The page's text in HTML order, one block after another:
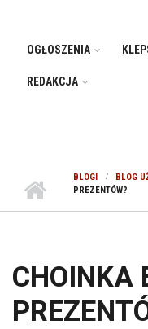
OGŁOSZENIA
REDAKCJA
BLOGI BLOG
PREZENTÓW?
CHOINKA